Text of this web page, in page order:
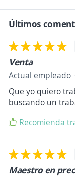
Últimos
Venta
Actual empleado
Que yo quiero
buscando un
Recomienda
Maestro en